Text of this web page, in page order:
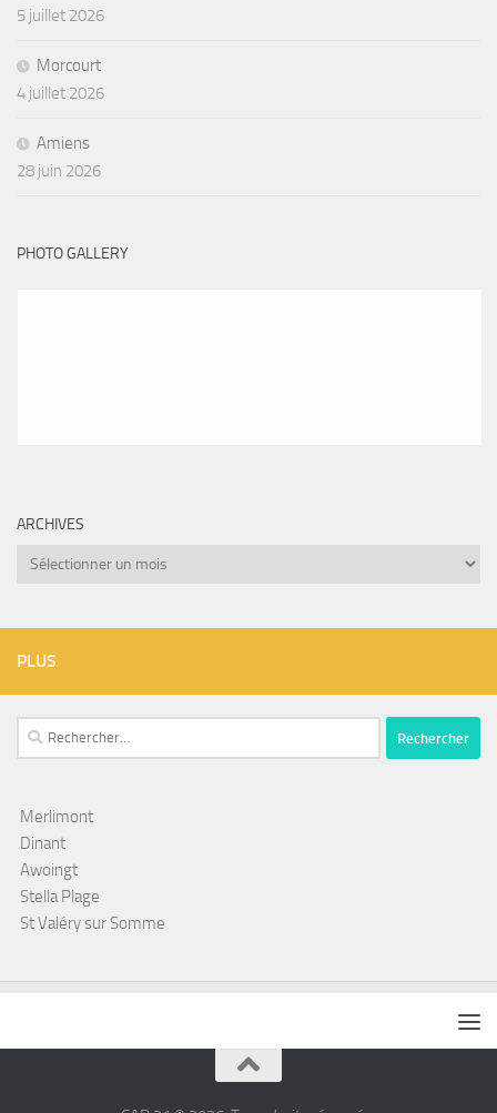
5 juillet 2026
Morcourt
4 juillet 2026
Amiens
28 juin 2026
PHOTO GALLERY
ARCHIVES
Archives
PLUS
Rechercher :
Merlimont
Dinant
Awoingt
Stella Plage
St Valéry sur Somme